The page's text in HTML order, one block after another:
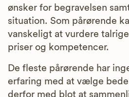
ønsker for begravelsen
situation. Som pårørende
vanskeligt at vurdere
priser og kompetencer.
De fleste pårørende har
erfaring med at vælge
derfor med blot at